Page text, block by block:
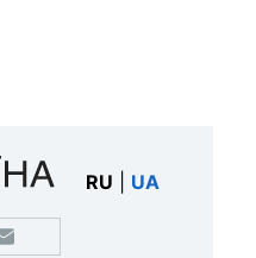
RU UA